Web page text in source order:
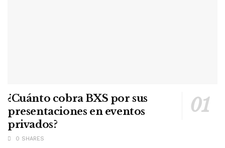
¿Cuánto cobra BXS por sus
presentaciones en eventos
privados?
0 SHARES